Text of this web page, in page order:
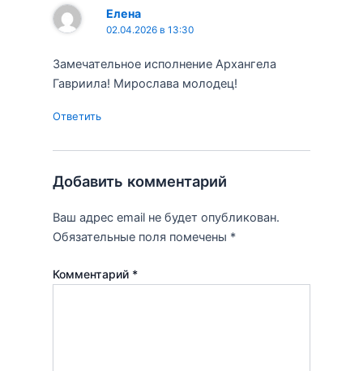
Елена
02.04.2026 в 13:30
Замечательное исполнение Архангела
Гавриила! Мирослава молодец!
Ответить
Добавить комментарий
Ваш адрес email не будет опубликован.
Обязательные поля помечены *
Комментарий *